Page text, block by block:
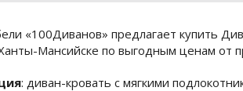
«100Диванов» предлагает купить
Мансийске по выгодным ценам от
: диван-кровать с мягкими